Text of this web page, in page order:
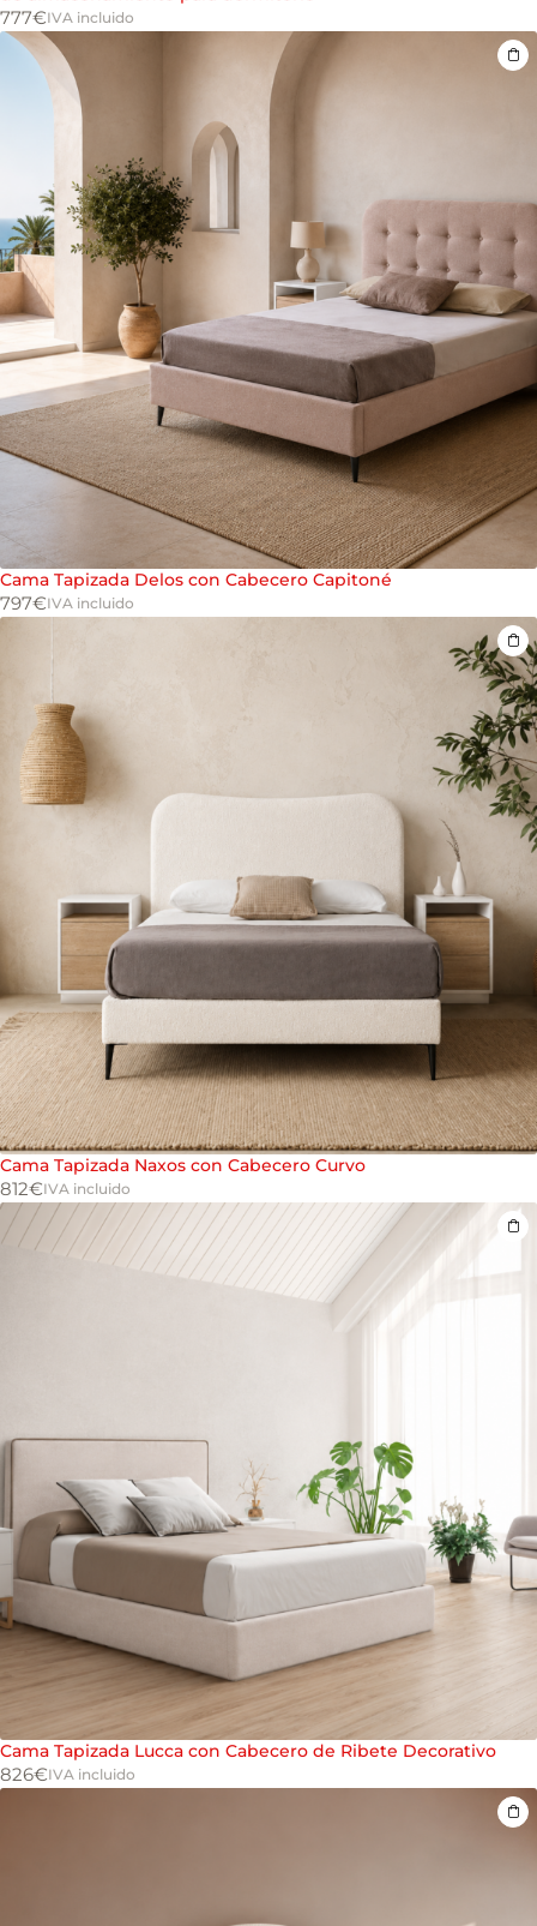
777€IVA incluido
Cama Tapizada Delos con Cabecero Capitoné
797€IVA incluido
Cama Tapizada Naxos con Cabecero Curvo
812€IVA incluido
Cama Tapizada Lucca con Cabecero de Ribete Decorativo
826€IVA incluido